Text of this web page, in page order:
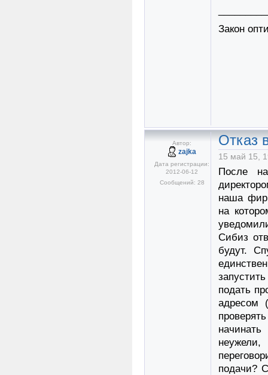
Закон
Автор:
zajka
Дата регистрации:
2012-06-12
Сообщений: 28
Отказ
15 май 15,
После
наша
на
Сибиз
будут.
подать
адресом
неужели,
подачи?